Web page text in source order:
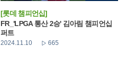
[롯데 챔피언십]
FR_'LPGA 통산 2승' 김아림 챔피언십
퍼트
2024.11.10 665